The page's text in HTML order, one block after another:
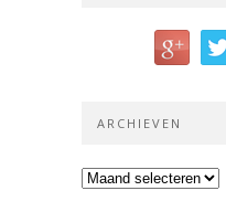
ARCHIEVEN
Archieven